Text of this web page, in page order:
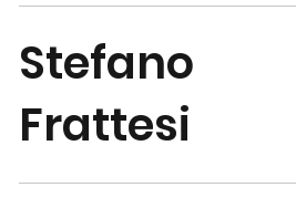
Stefano
Frattesi